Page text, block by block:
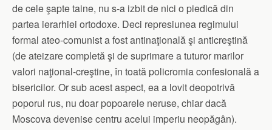
de cele şapte taine, nu s-a izbit de nici o piedică din
partea ierarhiei ortodoxe. Deci represiunea regimului
formal ateo-comunist a fost antinaţională şi anticreştină
(de ateizare completă şi de suprimare a tuturor marilor
valori naţional-creştine, în toată policromia confesională a
bisericilor. Or sub acest aspect, ea a lovit deopotrivă
poporul rus, nu doar popoarele neruse, chiar dacă
Moscova devenise centru acelui imperiu neopăgân).